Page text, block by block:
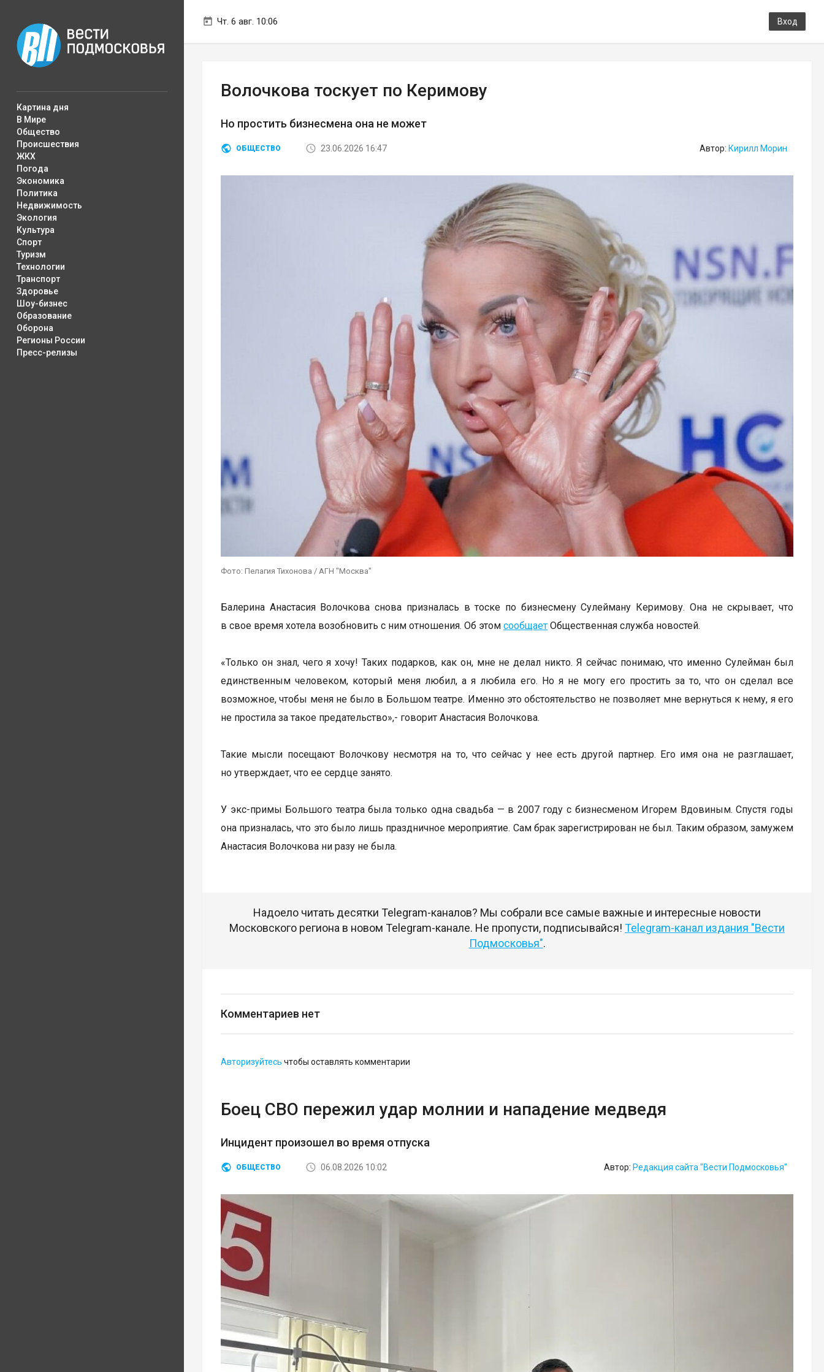
Чт. 6 авг. 10:06 Вход
Картина дня
В Мире
Общество
Происшествия
ЖКХ
Погода
Экономика
Политика
Недвижимость
Экология
Культура
Спорт
Туризм
Технологии
Транспорт
Здоровье
Шоу-бизнес
Образование
Оборона
Регионы России
Пресс-релизы
Волочкова тоскует по Керимову
Но простить бизнесмена она не может
ОБЩЕСТВО 23.06.2026 16:47 Автор: Кирилл Морин
Фото: Пелагия Тихонова / АГН "Москва"
Балерина Анастасия Волочкова снова призналась в тоске по бизнесмену Сулейману Керимову. Она не скрывает, что
в свое время хотела возобновить с ним отношения. Об этом сообщает Общественная служба новостей.
«Только он знал, чего я хочу! Таких подарков, как он, мне не делал никто. Я сейчас понимаю, что именно Сулейман был
единственным человеком, который меня любил, а я любила его. Но я не могу его простить за то, что он сделал все
возможное, чтобы меня не было в Большом театре. Именно это обстоятельство не позволяет мне вернуться к нему, я его
не простила за такое предательство»,- говорит Анастасия Волочкова.
Такие мысли посещают Волочкову несмотря на то, что сейчас у нее есть другой партнер. Его имя она не разглашает,
но утверждает, что ее сердце занято.
У экс-примы Большого театра была только одна свадьба — в 2007 году с бизнесменом Игорем Вдовиным. Спустя годы
она призналась, что это было лишь праздничное мероприятие. Сам брак зарегистрирован не был. Таким образом, замужем
Анастасия Волочкова ни разу не была.
Надоело читать десятки Telegram-каналов? Мы собрали все самые важные и интересные новости
Московского региона в новом Telegram-канале. Не пропусти, подписывайся! Telegram-канал издания "Вести
Подмосковья".
Комментариев нет
Авторизуйтесь чтобы оставлять комментарии
Боец СВО пережил удар молнии и нападение медведя
Инцидент произошел во время отпуска
ОБЩЕСТВО 06.08.2026 10:02 Автор: Редакция сайта "Вести Подмосковья"